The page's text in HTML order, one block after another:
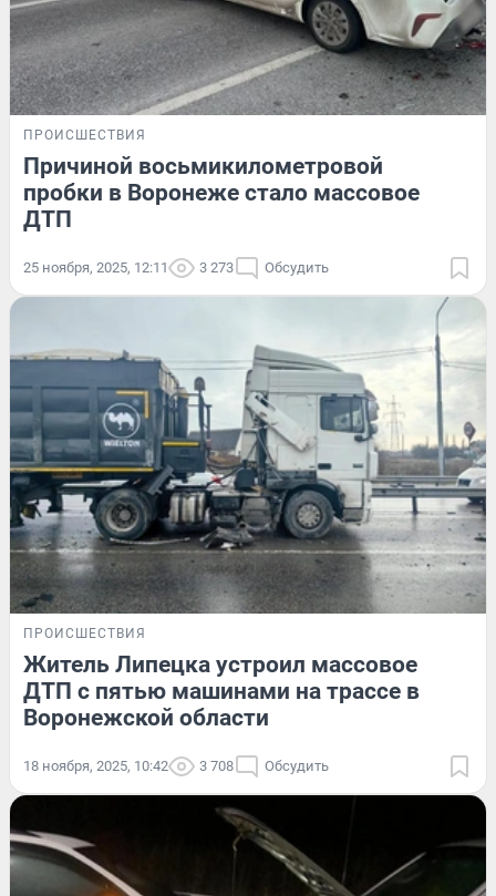
ПРОИСШЕСТВИЯ
Причиной восьмикилометровой
пробки в Воронеже стало массовое
ДТП
25 ноября, 2025, 12:11 3 273 Обсудить
ПРОИСШЕСТВИЯ
Житель Липецка устроил массовое
ДТП с пятью машинами на трассе в
Воронежской области
18 ноября, 2025, 10:42 3 708 Обсудить